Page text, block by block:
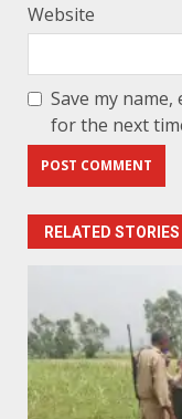
Website
Save my
for the next
RELATED STORIES